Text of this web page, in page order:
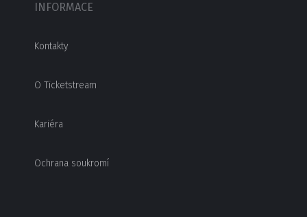
INFORMACE
Kontakty
O Ticketstream
Kariéra
Ochrana soukromí